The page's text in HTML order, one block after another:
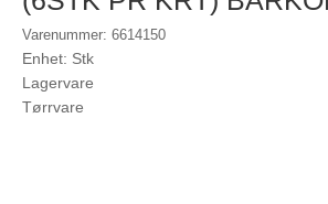
Varenummer: 6614150
Enhet: Stk
Lagervare
Tørrvare